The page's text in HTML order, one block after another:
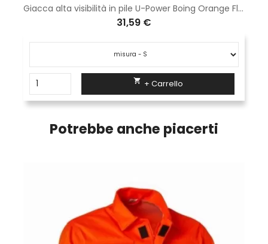
Giacca alta visibilità in pile U-Power Boing Orange Fluo HL207OF
31,59 €
 + Carrello
Potrebbe anche piacerti